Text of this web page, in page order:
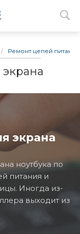
/ Ремонт цепей
экрана
ноутбука по
питания и
Иногда из-
выходит из